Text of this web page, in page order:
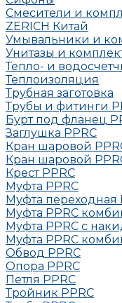
Смесители и
ZERICH Китай
Умывальники и
Унитазы и
Тепло- и
Теплоизоляция
Трубная заготовка
Трубы и фитинги
Бурт под фланец
Заглушка РРRC
Кран шаровой
Кран шаровой
Крест PPRC
Муфта PPRC
Муфта переходная
Муфта РРRC
Муфта PPRC с
Муфта РРRC
Обвод РРRC
Опора РРRC
Петля РРRC
Тройник РРRC